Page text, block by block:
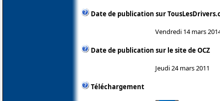
Date de publication sur
Vendredi 14 mars
Date de publication sur le site de OCZ
Jeudi 24 mars 2011
Téléchargement